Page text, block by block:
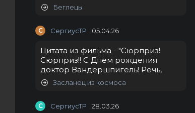
Беглецы
С СергиусТР 05.04.26
Цитата из фильма - "Сюрприз!
Сюрприз!! С Днем рождения
доктор Вандершпигель! Речь,
Засланец из космоса
С СергиусТР 28.03.26